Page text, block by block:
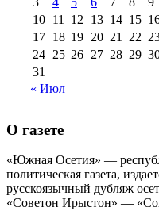
10 11 12 13 14 15
17 18 19 20 21 22
24 25 26 27 28 29
31
« Июл
О газете
«Южная Осетия» —
политическая газета,
русскоязычный дубляж
«Советон Ирыстон» —